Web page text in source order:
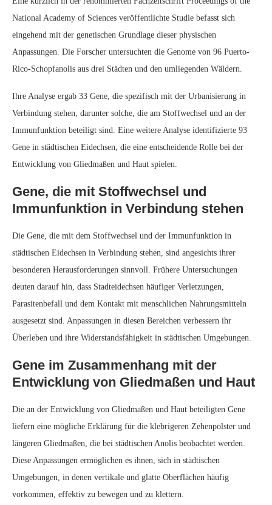
Gene, die mit Stoffwechsel und
Immunfunktion in Verbindung stehen
städtischen Eidechsen in Verbindung stehen, sind angesichts ihrer
besonderen Herausforderungen sinnvoll. Frühere Untersuchungen
deuten darauf hin, dass Stadteidechsen häufiger Verletzungen,
Parasitenbefall und dem Kontakt mit menschlichen Nahrungsmitteln
ausgesetzt sind. Anpassungen in diesen Bereichen verbessern ihr
Gene im Zusammenhang mit der
Die an der Entwicklung von Gliedmaßen und Haut beteiligten Gene
liefern eine mögliche Erklärung für die klebrigeren Zehenpolster und
längeren Gliedmaßen, die bei städtischen Anolis beobachtet werden.
Diese Anpassungen ermöglichen es ihnen, sich in städtischen
Umgebungen, in denen vertikale und glatte Oberflächen häufig
vorkommen, effektiv zu bewegen und zu klettern.
Kompromisse bei der städtischen
Anpassung
Interessanterweise entdeckten die Forscher auch eine Reihe von Genen,
die mit Krankheiten bei Menschen und Mäusen in Verbindung stehen,
die mit verkürzten und deformierten Gliedmaßen einhergehen. Dieses
Ergebnis deutet darauf hin, dass einige Anpassungen zwar Vorteile in
städtischen Umgebungen bieten, aber auch potenzielle Nachteile mit
sich bringen können.